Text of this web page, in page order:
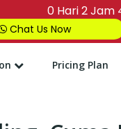
0 Hari2Jam
Chat Us Now
Pricing Plan